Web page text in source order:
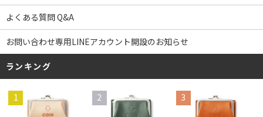
よくある質問 Q&A
お問い合わせ専用LINEアカウント開設のお知らせ
ランキング
1 2 3